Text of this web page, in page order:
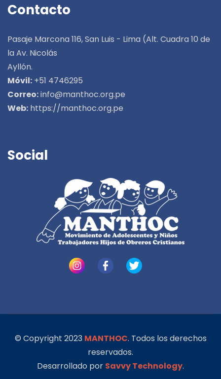
Contacto
Pasaje Marcona 116, San Luis - Lima (Alt. Cuadra 10 de
la Av. Nicolás
Ayllón.
Móvil: +51 4746295
Correo:info@manthoc.org.pe
Web: https://manthoc.org.pe
Social
© Copyright 2023 MANTHOC. Todos los derechos
reservados.
Desarrollado por Savvy Technology.